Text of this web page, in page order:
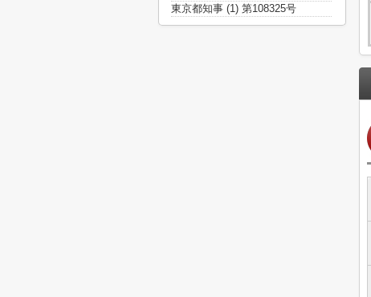
東京都知事 (1) 第108325号